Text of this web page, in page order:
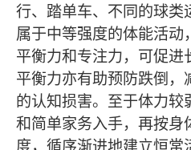
行、踏单车、不同的球类
属于中等强度的体能活动
平衡力和专注力，可促
平衡力亦有助预防跌倒
的认知损害。至于体力较
和简单家务入手，再按身